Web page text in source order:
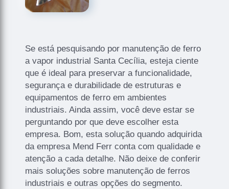
Se está pesquisando por manutenção de ferro
a vapor industrial Santa Cecília, esteja ciente
que é ideal para preservar a funcionalidade,
segurança e durabilidade de estruturas e
equipamentos de ferro em ambientes
industriais. Ainda assim, você deve estar se
perguntando por que deve escolher esta
empresa. Bom, esta solução quando adquirida
da empresa Mend Ferr conta com qualidade e
atenção a cada detalhe. Não deixe de conferir
mais soluções sobre manutenção de ferros
industriais e outras opções do segmento.